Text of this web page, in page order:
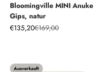
Bloomingville MINI Anuke
Gips, natur
Angebot
€135,20Regulärer Preis
€169,00
Ausverkauft